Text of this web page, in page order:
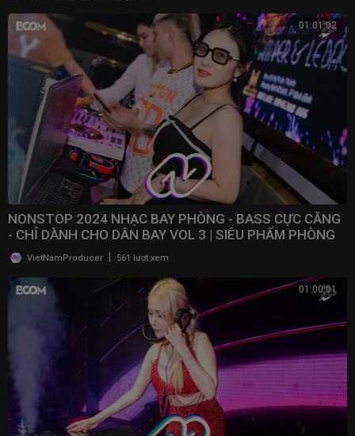
01:01:02
NONSTOP 2024 NHẠC BAY PHÒNG - BASS CỰC CĂNG
- CHỈ DÀNH CHO DÂN BAY VOL 3 | SIÊU PHẨM PHÒNG
BAY 2024
VietNamProducer 561 lượt xem
01:00:01